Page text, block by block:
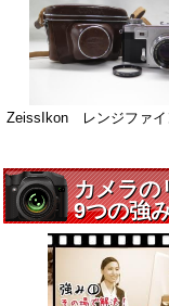
ZeissIkon レンジファイ